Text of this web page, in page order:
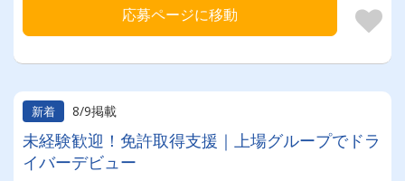
応募ページに移動
新着 8/9掲載
未経験歓迎！免許取得支援｜上場グループでドラ
イバーデビュー